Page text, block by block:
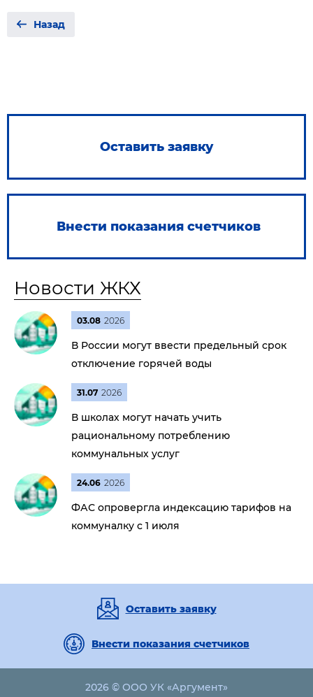
Назад
Оставить заявку
Внести показания счетчиков
Новости ЖКХ
03.08 2026
В России могут ввести предельный срок
отключение горячей воды
31.07 2026
В школах могут начать учить
рациональному потреблению
коммунальных услуг
24.06 2026
ФАС опровергла индексацию тарифов на
коммуналку с 1 июля
Оставить заявку
Внести показания счетчиков
2026 © ООО УК «Аргумент»